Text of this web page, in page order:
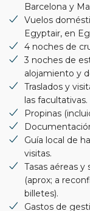
Barcelona y
Vuelos
Egyptair, en
4 noches de
3 noches de
alojamiento y
Traslados y
las facultativas.
Propinas
Guía local de
visitas.
Tasas aéreas
(aprox; a
billetes).
Gastos de